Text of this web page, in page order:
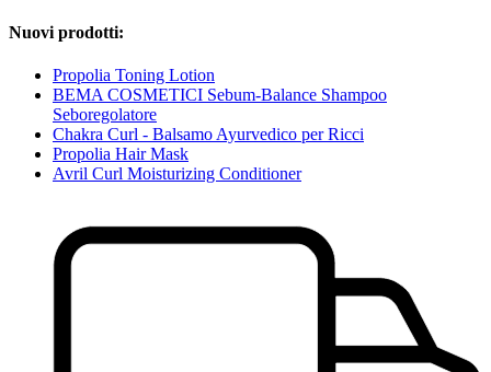
Nuovi prodotti:
Propolia Toning Lotion
BEMA COSMETICI Sebum-Balance Shampoo
Seboregolatore
Chakra Curl - Balsamo Ayurvedico per Ricci
Propolia Hair Mask
Avril Curl Moisturizing Conditioner